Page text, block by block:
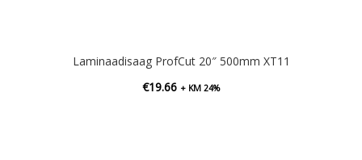
Laminaadisaag ProfCut 20″ 500mm XT11
€19.66 + KM 24%